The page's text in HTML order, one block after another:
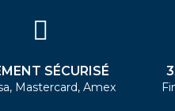
SÉCURISÉ
Mastercard, Amex